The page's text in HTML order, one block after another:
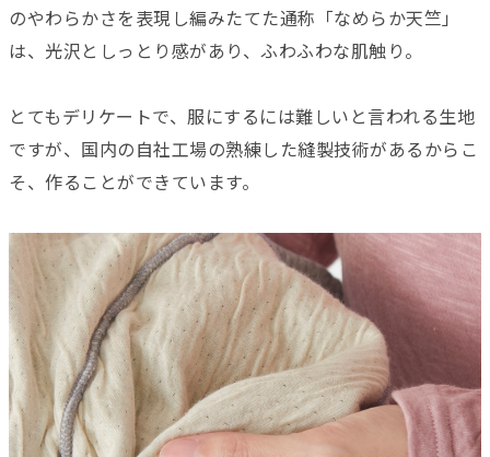
のやわらかさを表現し編みたてた通称「なめらか天竺」
は、光沢としっとり感があり、 ふわふわな肌触り。
とてもデリケートで、服にするには難しいと言われる生地
ですが、国内の自社工場の熟練した縫製技術があるからこ
そ、作ることができています。